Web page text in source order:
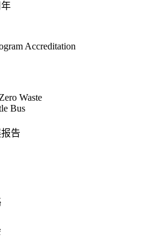
Accreditation
Waste
Bus
告